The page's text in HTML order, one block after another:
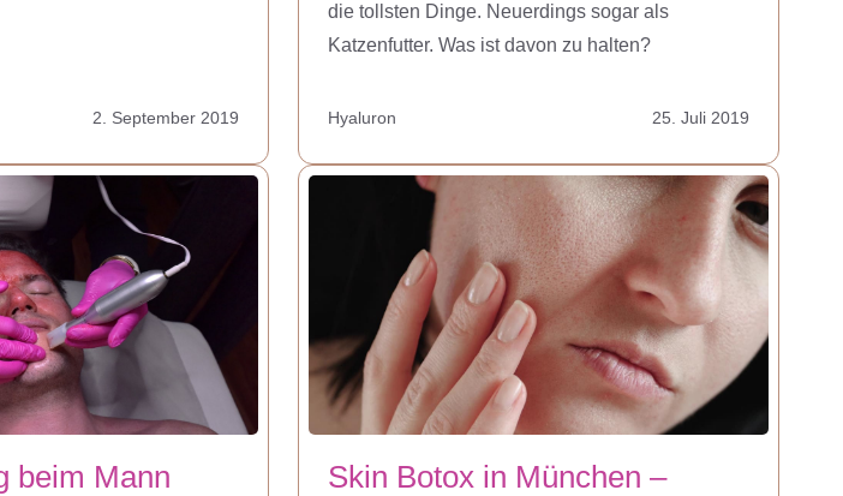
2. September 2019
die tollsten Dinge. Neuerdings sogar als
Katzenfutter. Was ist davon zu halten?
Hyaluron 25. Juli 2019
beim Mann
Skin Botox in München –